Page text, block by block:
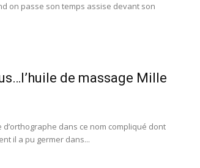
on passe son temps assise devant son
de massage Mille
d’orthographe dans ce nom compliqué dont
il a pu germer dans...